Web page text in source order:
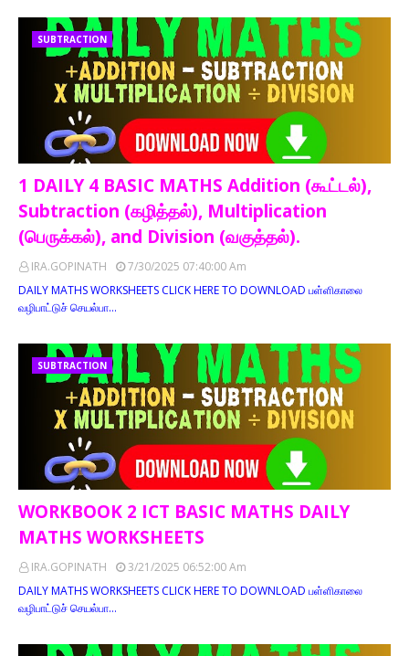
SUBTRACTION
1 DAILY 4 BASIC MATHS Addition (கூட்டல்),
Subtraction (கழித்தல்), Multiplication
(பெருக்கல்), and Division (வகுத்தல்).
IRA.GOPINATH
7/30/2025 07:40:00 Am
DAILY MATHS WORKSHEETS CLICK HERE TO DOWNLOAD பள்ளிகாலை
வழிபாட்டுச் செயல்பா…
SUBTRACTION
WORKBOOK 2 ICT BASIC MATHS DAILY
MATHS WORKSHEETS
IRA.GOPINATH
3/21/2025 06:52:00 Am
DAILY MATHS WORKSHEETS CLICK HERE TO DOWNLOAD பள்ளிகாலை
வழிபாட்டுச் செயல்பா…